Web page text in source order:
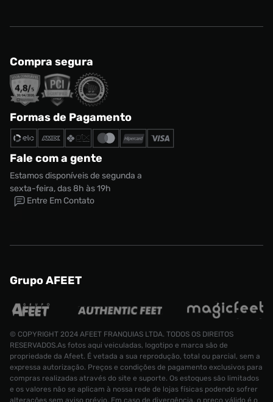
Compra segura
Formas de Pagamento
Fale com a gente
Estamos disponíveis de segunda a
sexta-feira, das 8h às 19h
Entre Em Contato
Grupo AFEET
© COPYRIGHT 2024 AFEET FRANQUIAS LTDA. TODOS OS DIREITOS
RESERVADOS.As fotos aqui veiculadas, logotipo e marca são de
propriedade da Afeet. É vetada a sua reprodução, total ou parcial, sem a
expressa autorização. Preços e condições de pagamento exclusivos para
compras realizadas através do site e suporte. Os estoques são limitados
e os valores não se aplicam à nossa rede de lojas físicas podendo sofrer
alterações sem aviso prévio. Em caso de divergência, o preço válido é o